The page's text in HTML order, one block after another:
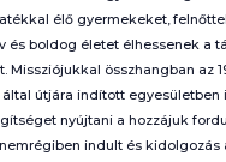
élő gyermekeket,
és boldog életet élhessenek a
Missziójukkal összhangban az
útjára indított egyesületben
nyújtani a hozzájuk
indult és kidolgozás